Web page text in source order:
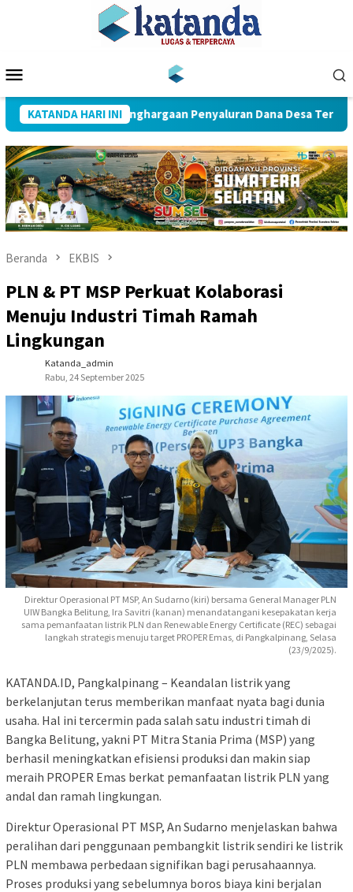
Mobile
KATANDA HARI INI
Muba Raih Penghargaan Penyaluran Dana Desa Tercepat
Beranda EKBIS
PLN & PT MSP Perkuat Kolaborasi
Menuju Industri Timah Ramah
Lingkungan
Katanda_admin
Rabu, 24 September 2025
Direktur Operasional PT MSP, An Sudarno (kiri) bersama General Manager PLN
UIW Bangka Belitung, Ira Savitri (kanan) menandatangani kesepakatan kerja
sama pemanfaatan listrik PLN dan Renewable Energy Certificate (REC) sebagai
langkah strategis menuju target PROPER Emas, di Pangkalpinang, Selasa
(23/9/2025).
KATANDA.ID, Pangkalpinang – Keandalan listrik yang
berkelanjutan terus memberikan manfaat nyata bagi dunia
usaha. Hal ini tercermin pada salah satu industri timah di
Bangka Belitung, yakni PT Mitra Stania Prima (MSP) yang
berhasil meningkatkan efisiensi produksi dan makin siap
meraih PROPER Emas berkat pemanfaatan listrik PLN yang
andal dan ramah lingkungan.
Direktur Operasional PT MSP, An Sudarno menjelaskan bahwa
peralihan dari penggunaan pembangkit listrik sendiri ke listrik
PLN membawa perbedaan signifikan bagi perusahaannya.
Proses produksi yang sebelumnya boros biaya kini berjalan